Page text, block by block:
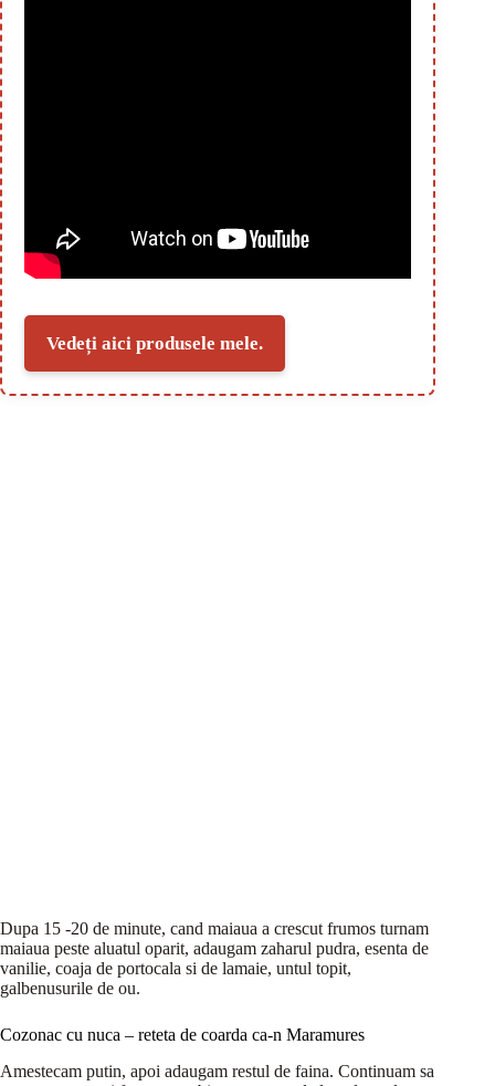
Vedeți aici produsele mele.
Dupa 15 -20 de minute, cand maiaua a crescut frumos turnam
maiaua peste aluatul oparit, adaugam zaharul pudra, esenta de
vanilie, coaja de portocala si de lamaie, untul topit,
galbenusurile de ou.
Cozonac cu nuca – reteta de coarda ca-n Maramures
Amestecam putin, apoi adaugam restul de faina. Continuam sa